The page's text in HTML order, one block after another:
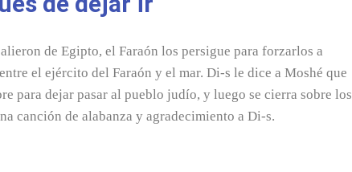
de Egipto, el Faraón los persigue para forzarlos a
el ejército del Faraón y el mar. Di-s le dice a Moshé que
para dejar pasar al pueblo judío, y luego se cierra sobre los
canción de alabanza y agradecimiento a Di-s.